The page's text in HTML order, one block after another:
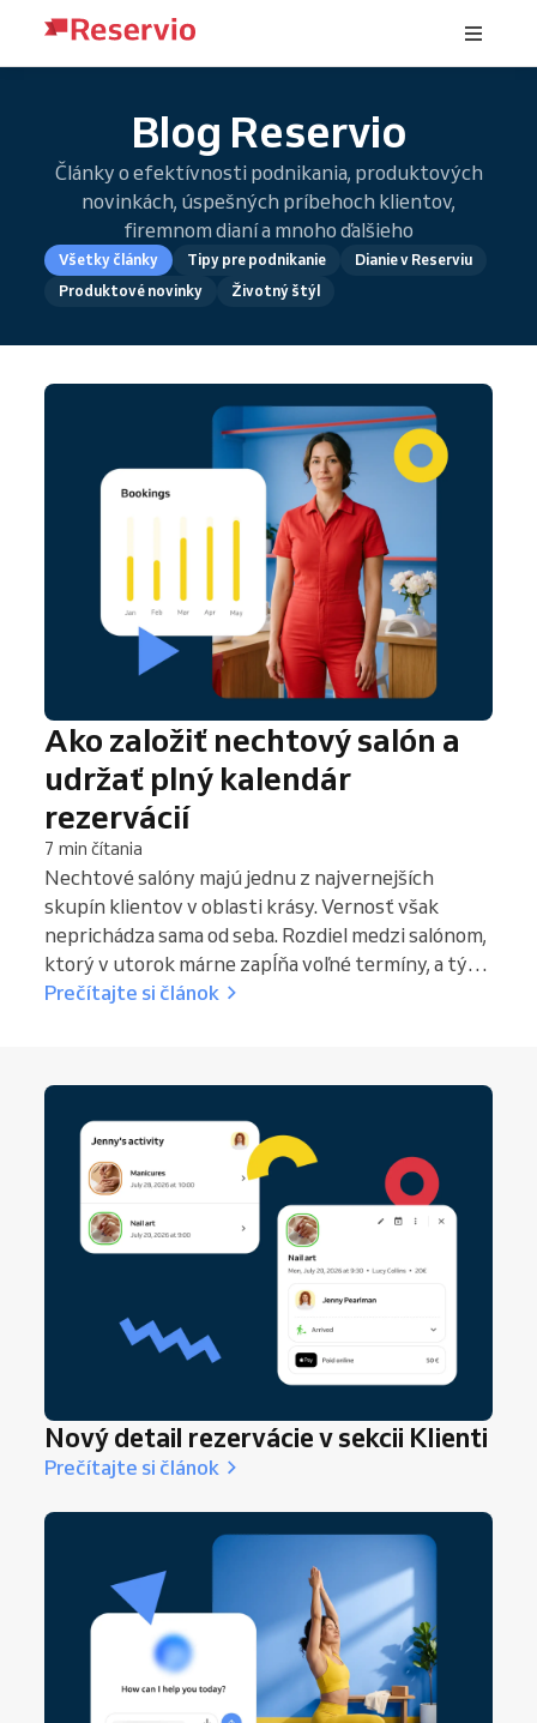
Blog Reservio
Články o efektívnosti podnikania, produktových
novinkách, úspešných príbehoch klientov,
firemnom dianí a mnoho ďalšieho
Všetky články Tipy pre podnikanie
Dianie v Reserviu
Produktové novinky
Životný štýl
Ako založiť nechtový salón a
udržať plný kalendár
rezervácií
7 min čítania
Nechtové salóny majú jednu z najvernejších
skupín klientov v oblasti krásy. Vernosť však
neprichádza sama od seba. Rozdiel medzi salónom,
ktorý v utorok márne zapĺňa voľné termíny, a tým,
ktorý má plno na dva týždne dopredu, nie je v
Prečítajte si článok
Nový detail rezervácie v sekcii Klienti
Prečítajte si článok